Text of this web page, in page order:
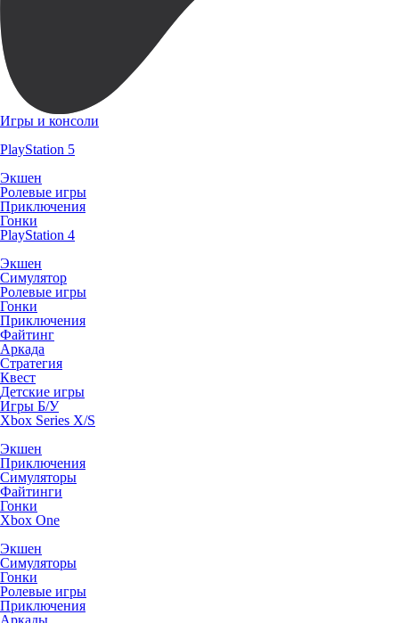
Игры и консоли
PlayStation 5
Экшен
Ролевые игры
Приключения
Гонки
PlayStation 4
Экшен
Симулятор
Ролевые игры
Гонки
Приключения
Файтинг
Аркада
Стратегия
Квест
Детские игры
Игры Б/У
Xbox Series X/S
Экшен
Приключения
Симуляторы
Файтинги
Гонки
Xbox One
Экшен
Симуляторы
Гонки
Ролевые игры
Приключения
Аркады